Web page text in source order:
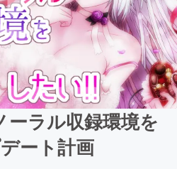
ラル収録環境を
ート計画